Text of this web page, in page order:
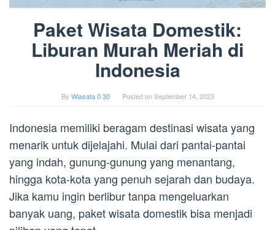
Paket Wisata Domestik:
Liburan Murah Meriah di
Indonesia
By Wiasata 0 30 Posted onSeptember 14, 2023
Indonesia memiliki beragam destinasi wisata yang
menarik untuk dijelajahi. Mulai dari pantai-pantai
yang indah, gunung-gunung yang menantang,
hingga kota-kota yang penuh sejarah dan budaya.
Jika kamu ingin berlibur tanpa mengeluarkan
banyak uang, paket wisata domestik bisa menjadi